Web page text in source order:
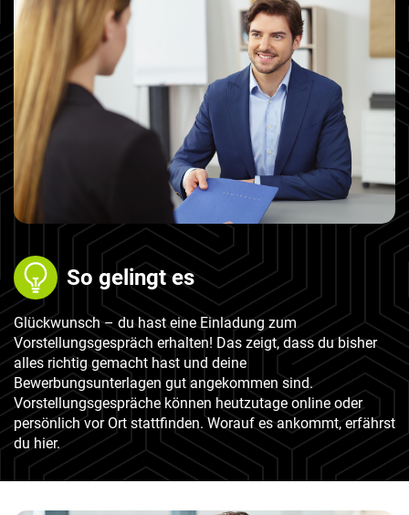
t
n
So gelingt es
Glückwunsch – du hast eine Einladung zum
Vorstellungsgespräch erhalten! Das zeigt, dass du bisher
alles richtig gemacht hast und deine
Bewerbungsunterlagen gut angekommen sind.
Vorstellungsgespräche können heutzutage online oder
persönlich vor Ort stattfinden. Worauf es ankommt, erfährst
du hier.